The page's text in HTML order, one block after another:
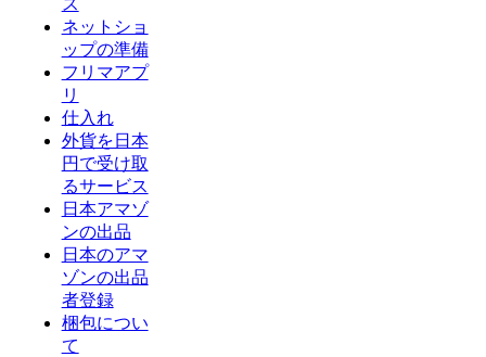
ネットショ
ップの準備
フリマアプ
リ
仕入れ
外貨を日本
円で受け取
るサービス
日本アマゾ
ンの出品
日本のアマ
ゾンの出品
者登録
梱包につい
て